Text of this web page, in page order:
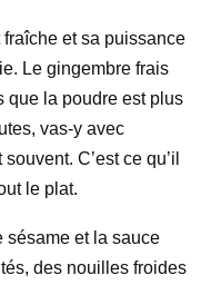
et sa puissance
Le gingembre frais
que la poudre est plus
vas-y avec
C’est ce qu’il
le plat.
sésame et la sauce
des nouilles froides